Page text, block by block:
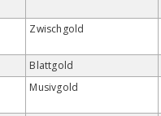
Zwischgold
Blattgold
Musivgold